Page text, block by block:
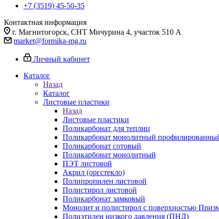
+7 (3519) 45-50-35
Контактная информация
г. Магнитогорск, СНТ Мичурина 4, участок 510 А
market@formika-mg.ru
Личный кабинет
Каталог
Назад
Каталог
Листовые пластики
Назад
Листовые пластики
Поликарбонат для теплиц
Поликарбонат монолитный
Поликарбонат сотовый
Поликарбонат монолитный
ПЭТ листовой
Акрил (оргстекло)
Полипропилен листовой
Полистирол листовой
Поликарбонат замковый
Монолит и полистирол с поверхностью
Полиэтилен низкого давления (ПНД)